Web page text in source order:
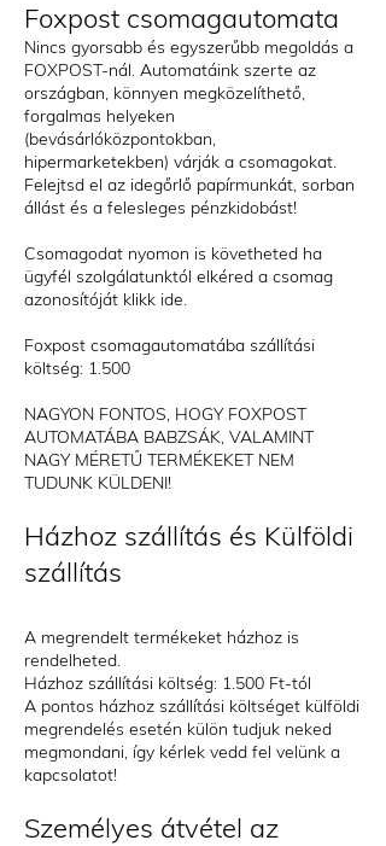
Foxpost csomagautomata
Nincs gyorsabb és egyszerűbb megoldás a
FOXPOST-nál. Automatáink szerte az
országban, könnyen megközelíthető,
forgalmas helyeken
(bevásárlóközpontokban,
hipermarketekben) várják a csomagokat.
Felejtsd el az idegőrlő papírmunkát, sorban
állást és a felesleges pénzkidobást!
Csomagodat nyomon is követheted ha
ügyfél szolgálatunktól elkéred a csomag
azonosítóját klikk ide.
Foxpost csomagautomatába szállítási
költség: 1.500
NAGYON FONTOS, HOGY FOXPOST
AUTOMATÁBA BABZSÁK, VALAMINT
NAGY MÉRETŰ TERMÉKEKET NEM
TUDUNK KÜLDENI!
Házhoz szállítás és Külföldi
szállítás
A megrendelt termékeket házhoz is
rendelheted.
Házhoz szállítási költség: 1.500 Ft-tól
A pontos házhoz szállítási költséget külföldi
megrendelés esetén külön tudjuk neked
megmondani, így kérlek vedd fel velünk a
kapcsolatot!
Személyes átvétel az